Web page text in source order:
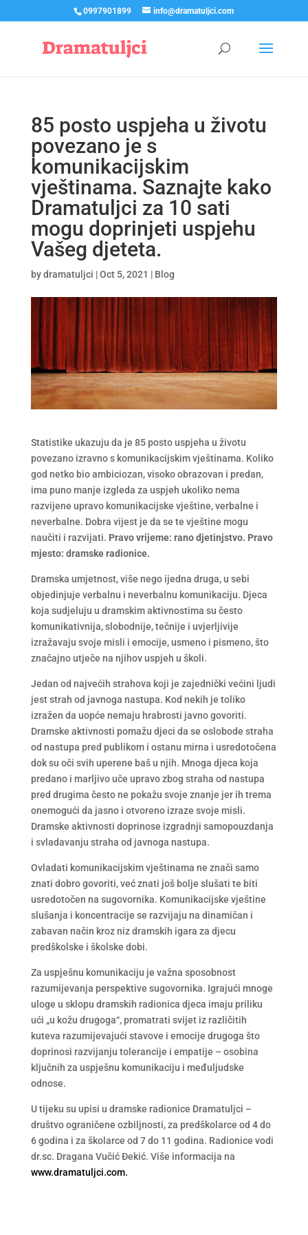
0997901899 info@dramatuljci.com
85 posto uspjeha u životu
povezano je s
komunikacijskim
vještinama. Saznajte kako
Dramatuljci za 10 sati
mogu doprinjeti uspjehu
Vašeg djeteta.
bydramatuljci |Oct 5, 2021 | Blog
Statistike ukazuju da je 85 posto uspjeha u životu
povezano izravno s komunikacijskim vještinama. Koliko
god netko bio ambiciozan, visoko obrazovan i predan,
ima puno manje izgleda za uspjeh ukoliko nema
razvijene upravo komunikacijske vještine, verbalne i
neverbalne. Dobra vijest je da se te vještine mogu
naučiti i razvijati. Pravo vrijeme: rano djetinjstvo. Pravo
mjesto: dramske radionice.
Dramska umjetnost, više nego ijedna druga, u sebi
objedinjuje verbalnu i neverbalnu komunikaciju. Djeca
koja sudjeluju u dramskim aktivnostima su često
komunikativnija, slobodnije, tečnije i uvjerljivije
izražavaju svoje misli i emocije, usmeno i pismeno, što
značajno utječe na njihov uspjeh u školi.
Jedan od najvećih strahova koji je zajednički većini ljudi
jest strah od javnoga nastupa. Kod nekih je toliko
izražen da uopće nemaju hrabrosti javno govoriti.
Dramske aktivnosti pomažu djeci da se oslobode straha
od nastupa pred publikom i ostanu mirna i usredotočena
dok su oči svih uperene baš u njih. Mnoga djeca koja
predano i marljivo uče upravo zbog straha od nastupa
pred drugima često ne pokažu svoje znanje jer ih trema
onemogući da jasno i otvoreno izraze svoje misli.
Dramske aktivnosti doprinose izgradnji samopouzdanja
i svladavanju straha od javnoga nastupa.
Ovladati komunikacijskim vještinama ne znači samo
znati dobro govoriti, već znati još bolje slušati te biti
usredotočen na sugovornika. Komunikacijske vještine
slušanja i koncentracije se razvijaju na dinamičan i
zabavan način kroz niz dramskih igara za djecu
predškolske i školske dobi.
Za uspješnu komunikaciju je važna sposobnost
razumijevanja perspektive sugovornika. Igrajući mnoge
uloge u sklopu dramskih radionica djeca imaju priliku
ući „u kožu drugoga“, promatrati svijet iz različitih
kuteva razumijevajući stavove i emocije drugoga što
doprinosi razvijanju tolerancije i empatije – osobina
ključnih za uspješnu komunikaciju i međuljudske
odnose.
U tijeku su upisi u dramske radionice Dramatuljci –
društvo ograničene ozbiljnosti, za predškolarce od 4 do
6 godina i za školarce od 7 do 11 godina. Radionice vodi
dr.sc. Dragana Vučić Đekić. Više informacija na
www.dramatuljci.com.